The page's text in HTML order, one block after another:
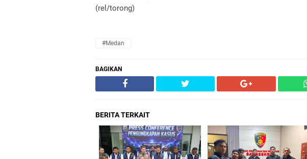
(rel/torong)
#Medan
BAGIKAN
BERITA TERKAIT